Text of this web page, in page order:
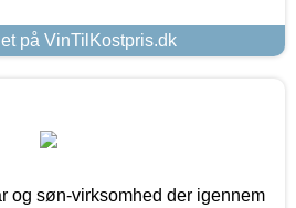
på VinTilKostpris.dk
og søn-virksomhed der igennem